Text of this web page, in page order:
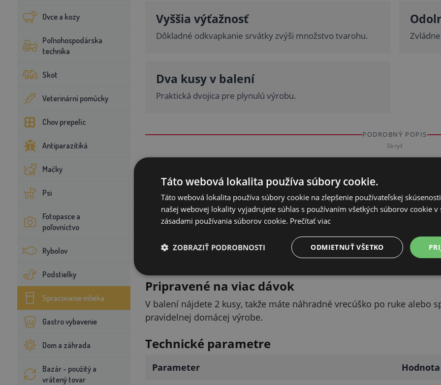
Ovce a kozy
Poľnohospodárska
technika
Skot
Veterinární pomůcky
Chov prepelíc
Antiparazitiká
Mačky
Psi
Fotopasce a
poľovníctvo
Rybolov
Podstielky
Spracovanie mlieka
Gastro vybavenie
Dom a záhrada
Bazár - použitý a
vrátený tovar
Vyššia výťažnosť
Dôkladné odkvapkanie srvátky zvýši množstvo tvarohu.
Dva kusy v balení
Praktická dvojica pre plynulú výrobu.
PODROBNÝ POPIS
Skryť
Viac tvarohu z jednej dávky
Vrecúško zabezpečí dôkladné odkvapkanie srvátky, vďaka čomu sa
rovnakého množstva mlieka tak získate viac hotového produktu.
Materiál, ktorý vydrží
Vrecúško je vyrobené z odolného polyamidu, ktorý zaručuje dlhú
Pripravené na viac dávok
V balení nájdete 2 kusy, takže máte náhradné vrecúško po ruke alebo
pravidelnej domácej výrobe.
Technické parametre
Parameter Hodnota
Táto webová lokalita používa súbory cookie.
Táto webová lokalita používa súbory cookie na zlepšenie používateľskej
našej webovej lokality vyjadrujete súhlas s používaním všetkých súborov cookie v
zásadami používania súborov cookie. Prečítať viac
ODMIETNUŤ VŠETKO
ZOBRAZIŤ PODROBNOSTI